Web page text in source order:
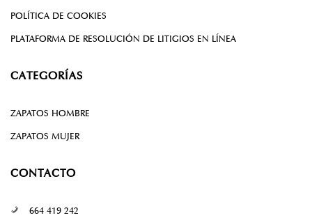
POLÍTICA DE COOKIES
PLATAFORMA DE RESOLUCIÓN DE LITIGIOS EN LÍNEA
CATEGORÍAS
ZAPATOS HOMBRE
ZAPATOS MUJER
CONTACTO
664 419 242